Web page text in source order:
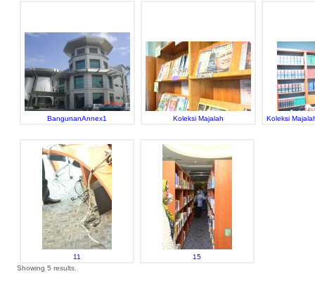
BangunanAnnex1 Koleksi Majalah Koleksi
11
15
Showing 5 results.